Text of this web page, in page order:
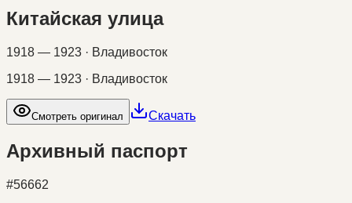
Китайская улица
1918 — 1923 · Владивосток
1918 — 1923 · Владивосток
Смотреть оригинал Скачать
Архивный паспорт
#56662